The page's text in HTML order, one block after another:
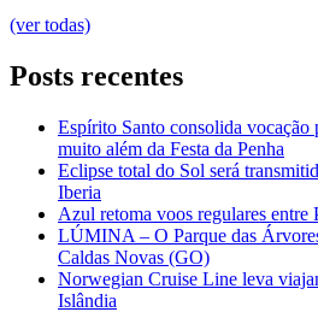
(ver todas)
Posts recentes
Espírito Santo consolida vocação
muito além da Festa da Penha
Eclipse total do Sol será
Iberia
Azul retoma voos regulares
LÚMINA – O Parque das
Caldas Novas (GO)
Norwegian Cruise Line leva
Islândia